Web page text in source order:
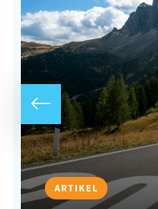
Vorige
ARTIKEL